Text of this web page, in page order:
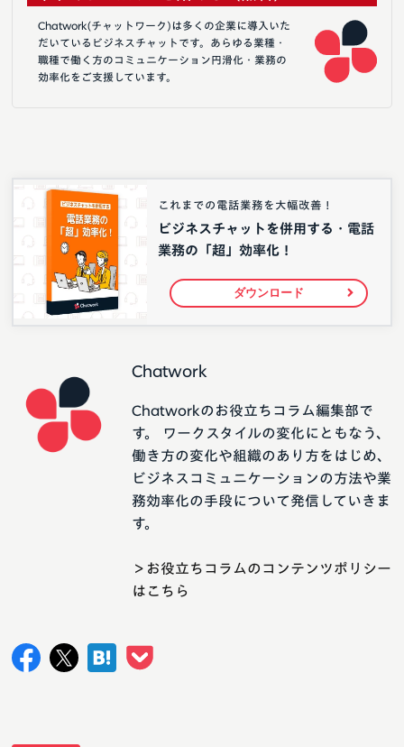
Chatwork(チャットワーク)は多くの企業に導入いた
だいているビジネスチャットです。あらゆる業種・
職種で働く方のコミュニケーション円滑化・業務の
効率化をご支援しています。
これまでの電話業務を大幅改善！
ビジネスチャットを併用する・電話
業務の「超」効率化！
ダウンロード
Chatwork
Chatworkのお役立ちコラム編集部で
す。 ワークスタイルの変化にともなう、
働き方の変化や組織のあり方をはじめ、
ビジネスコミュニケーションの方法や業
務効率化の手段について発信していきま
す。
＞お役立ちコラムのコンテンツポリシー
はこちら